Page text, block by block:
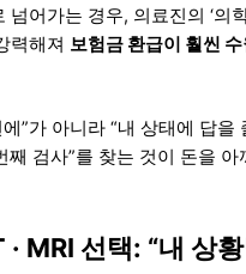
넘어가는 경우, 의료진의 ‘의
력해져 보험금 환급이 훨씬
”가 아니라 “내 상태에 답을
째 검사”를 찾는 것이 돈을 아
· MRI 선택: “내 상